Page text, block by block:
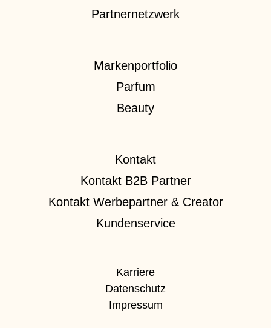
Partnernetzwerk
Markenportfolio
Parfum
Beauty
Kontakt
Kontakt B2B Partner
Kontakt Werbepartner & Creator
Kundenservice
Karriere
Datenschutz
Impressum